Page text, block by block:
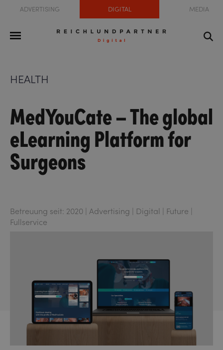
ADVERTISING DIGITAL MEDIA
HEALTH
MedYouCate – The global
eLearning Platform for
Surgeons
Betreuung seit: 2020 | Advertising | Digital | Future |
Fullservice